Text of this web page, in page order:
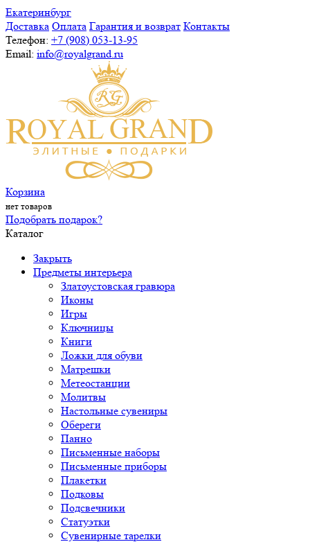
Екатеринбург
Доставка Оплата Гарантия и возврат Контакты
Телефон: +7 (908) 053-13-95
Email: info@royalgrand.ru
Корзина
нет товаров
Подобрать подарок?
Каталог
Закрыть
Предметы интерьера
Златоустовская гравюра
Иконы
Игры
Ключницы
Книги
Ложки для обуви
Матрешки
Метеостанции
Молитвы
Настольные сувениры
Обереги
Панно
Письменные наборы
Письменные приборы
Плакетки
Подковы
Подсвечники
Статуэтки
Сувенирные тарелки